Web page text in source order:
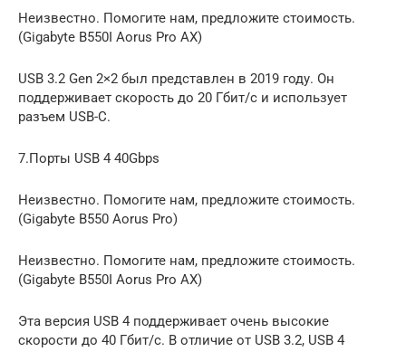
Неизвестно. Помогите нам, предложите стоимость.
(Gigabyte B550I Aorus Pro AX)
USB 3.2 Gen 2×2 был представлен в 2019 году. Он
поддерживает скорость до 20 Гбит/с и использует
разъем USB-C.
7.Порты USB 4 40Gbps
Неизвестно. Помогите нам, предложите стоимость.
(Gigabyte B550 Aorus Pro)
Неизвестно. Помогите нам, предложите стоимость.
(Gigabyte B550I Aorus Pro AX)
Эта версия USB 4 поддерживает очень высокие
скорости до 40 Гбит/с. В отличие от USB 3.2, USB 4